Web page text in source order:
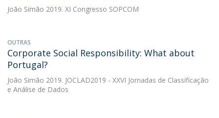
João Simão 2019. XI Congresso SOPCOM
OUTRAS
Corporate Social Responsibility: What about
Portugal?
João Simão 2019. JOCLAD2019 - XXVI Jornadas de Classificação
e Análise de Dados